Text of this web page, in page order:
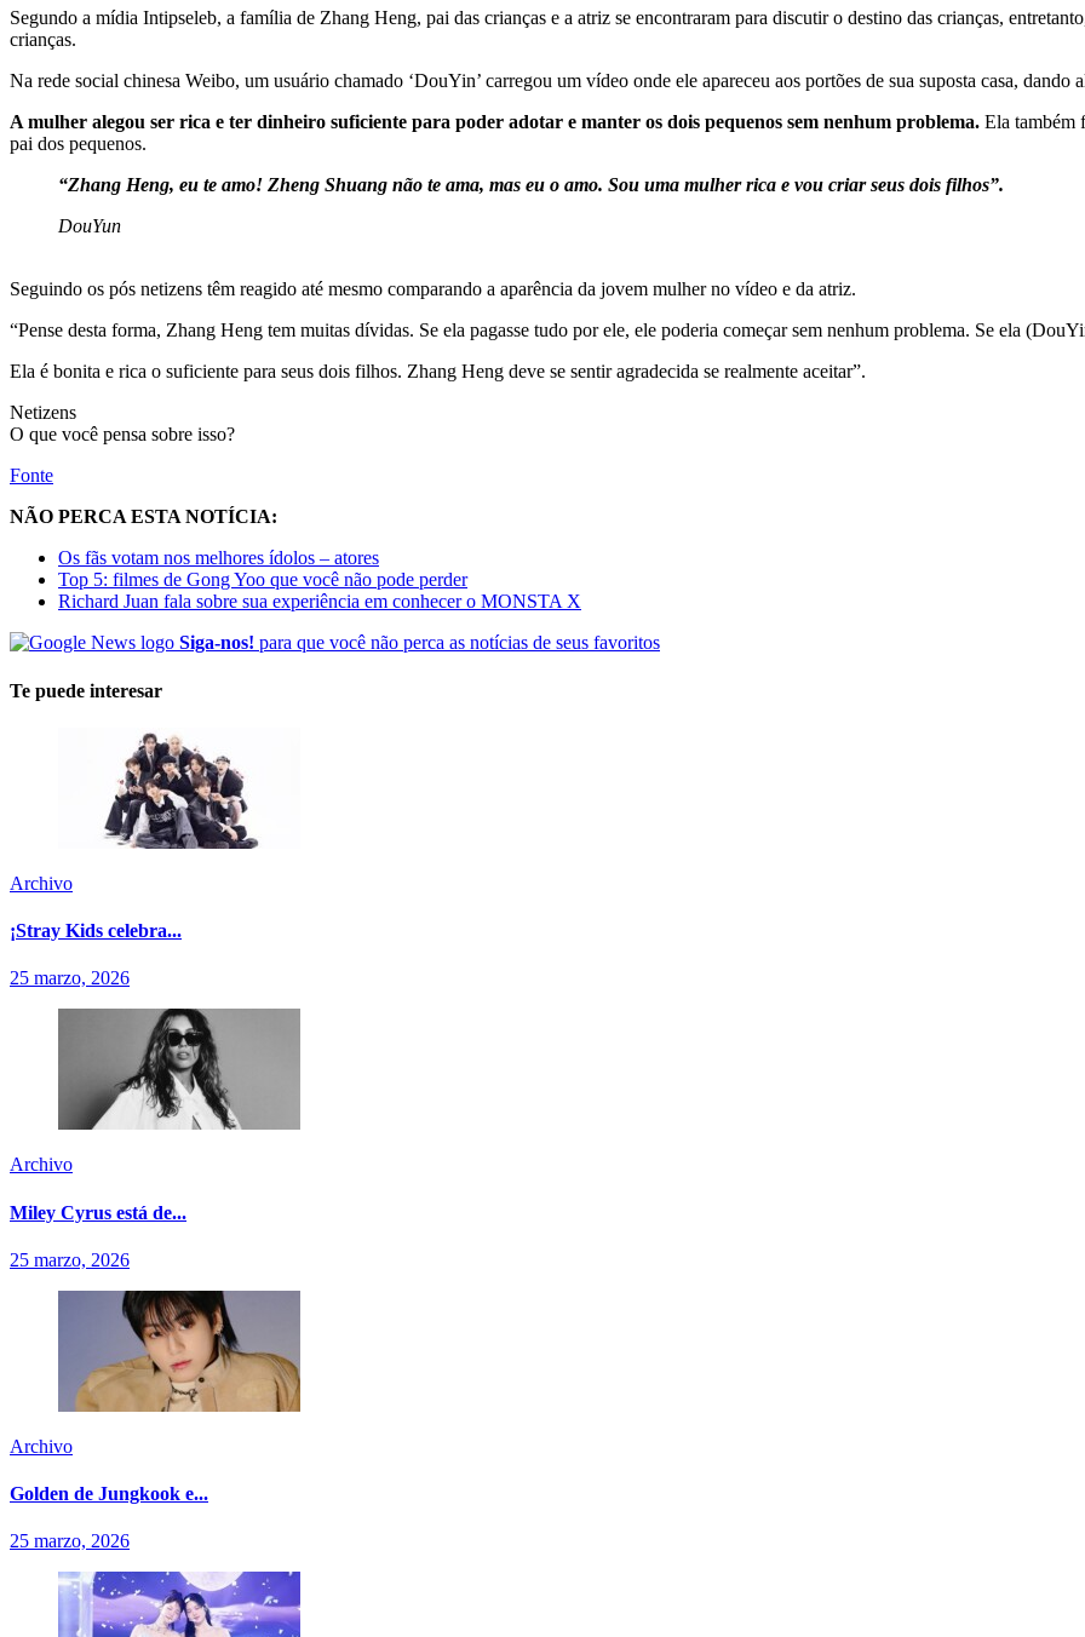
Segundo a mídia Intipseleb, a família de Zhang Heng, pai das crianças e a atriz se encontraram para discutir o destino das crianças,
crianças.
Na rede social chinesa Weibo, um usuário chamado ‘DouYin’ carregou um vídeo onde ele apareceu aos portões de sua suposta casa, dando
A mulher alegou ser rica e ter dinheiro suficiente para poder adotar e manter os dois pequenos sem nenhum problema. Ela também
pai dos pequenos.
“Zhang Heng, eu te amo! Zheng Shuang não te ama, mas eu o amo. Sou uma mulher rica e vou criar seus dois filhos”.
DouYun
Seguindo os pós netizens têm reagido até mesmo comparando a aparência da jovem mulher no vídeo e da atriz.
“Pense desta forma, Zhang Heng tem muitas dívidas. Se ela pagasse tudo por ele, ele poderia começar sem nenhum problema. Se ela
Ela é bonita e rica o suficiente para seus dois filhos. Zhang Heng deve se sentir agradecida se realmente aceitar”.
Netizens
O que você pensa sobre isso?
Fonte
NÃO PERCA ESTA NOTÍCIA:
Os fãs votam nos melhores ídolos – atores
Top 5: filmes de Gong Yoo que você não pode perder
Richard Juan fala sobre sua experiência em conhecer o MONSTA X
Siga-nos! para que você não perca as notícias de seus favoritos
Te puede interesar
Archivo
¡Stray Kids celebra...
25 marzo, 2026
Archivo
Miley Cyrus está de...
25 marzo, 2026
Archivo
Golden de Jungkook e...
25 marzo, 2026